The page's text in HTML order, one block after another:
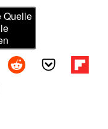
Quelle